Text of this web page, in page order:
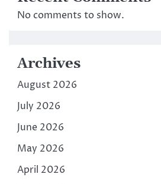
No comments to show.
Archives
August 2026
July 2026
June 2026
May 2026
April 2026